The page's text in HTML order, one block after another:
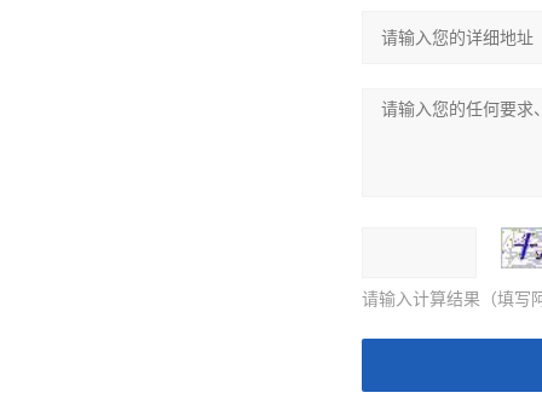
请输入计算结果（填写